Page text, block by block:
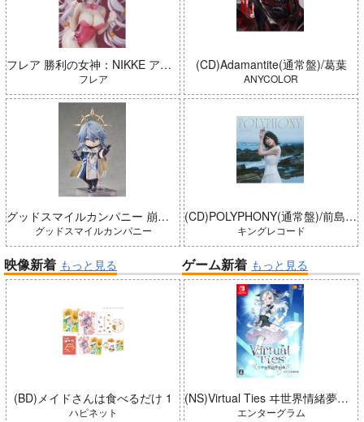
フレア 勝利の女神：NIKKE アリス：ワンダーランドバニー 完成品
フレア
グッドスマイルカンパニー 崩壊：スターレイル ねんどろいどどーる サンデー 完成品
グッドスマイルカンパニー
(CD)Adamantite(通常盤)/葛葉
ANYCOLOR
(CD)POLYPHONY(通常盤)/前島亜美
キングレコード
映像新着 もっと見る
(BD)メイドさんは食べるだけ 1
ハピネット
ゲーム新着 もっと見る
(NS)Virtual Ties ヰ世界情緒夢想曲 完全生産限定版
エンターグラム